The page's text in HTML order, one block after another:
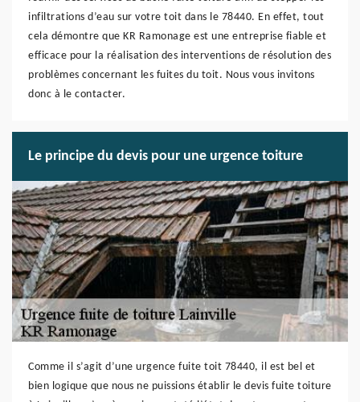
infiltrations d’eau sur votre toit dans le 78440. En effet, tout
cela démontre que KR Ramonage est une entreprise fiable et
efficace pour la réalisation des interventions de résolution des
problèmes concernant les fuites du toit. Nous vous invitons
donc à le contacter.
Le principe du devis pour une urgence toiture
Comme il s’agit d’une urgence fuite toit 78440, il est bel et
bien logique que nous ne puissions établir le devis fuite toiture